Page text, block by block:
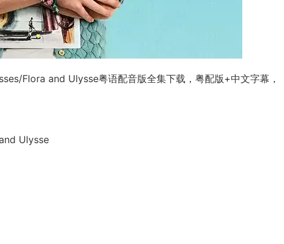
Flora and Ulysse粤语配音版全集下载，粤配版+中文字幕，
Ulysse